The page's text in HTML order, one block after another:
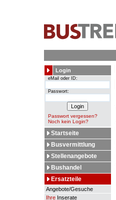
Login
eMail oder ID:
Passwort:
Passwort vergessen?
Noch kein Login?
Startseite
Busvermittlung
Stellenangebote
Bushandel
Ersatzteile
Angebote/Gesuche
IhreInserate